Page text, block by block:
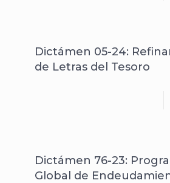
Dictámen 05-24:
de Letras del Tesoro
Dictámen 76-23:
Global de